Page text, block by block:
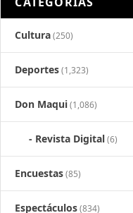
Cultura(250)
Deportes(1,323)
Don Maqui(1,086)
Revista Digital(6)
Encuestas(85)
Espectáculos(834)